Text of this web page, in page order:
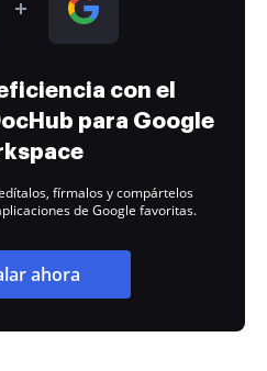
con el
para Google
fírmalos y compártelos
de Google favoritas.
ahora